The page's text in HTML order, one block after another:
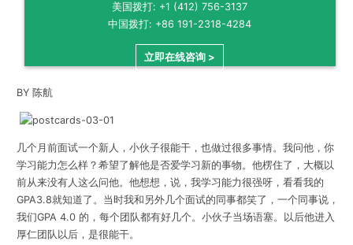
美国拨打: +1 (412) 756-3137
中国拨打: +86 191-2318-4284
立即在线咨询 >
BY 陈航
几个月前面试一个新人，小伙子很能干，也做过很多事情。我问他，你
学习能力怎么样？希望了解他是否爱学习新的事物。他楞住了，大概以
前从来没有人这么问他。他想想，说，我学习能力很强呀，看看我的
GPA3.8就知道了。当时我和另外几个面试的同事都笑了，一个同事说，
我们GPA 4.0 的，每个团队都有好几个。小伙子当场语塞。以后他进入
厚仁团队以后，是很能干。